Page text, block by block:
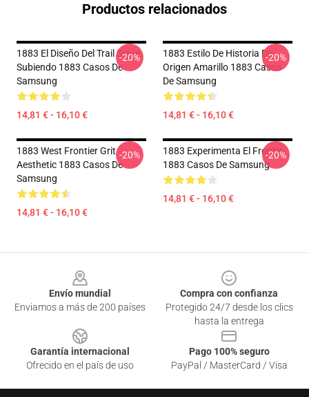
Productos relacionados
1883 El Diseño Del Trail Sigue
Subiendo 1883 Casos De
Samsung
14,81 € - 16,10 €
-20%
1883 Estilo De Historia De
Origen Amarillo 1883 Casos
De Samsung
14,81 € - 16,10 €
-20%
1883 West Frontier Grit
Aesthetic 1883 Casos De
Samsung
14,81 € - 16,10 €
-20%
1883 Experimenta El Frontie
1883 Casos De Samsung
14,81 € - 16,10 €
-20%
Envío mundial
Enviamos a más de 200 países
Compra con confianza
Protegido 24/7 desde los clics
hasta la entrega
Garantía internacional
Ofrecido en el país de uso
Pago 100% seguro
PayPal / MasterCard / Visa